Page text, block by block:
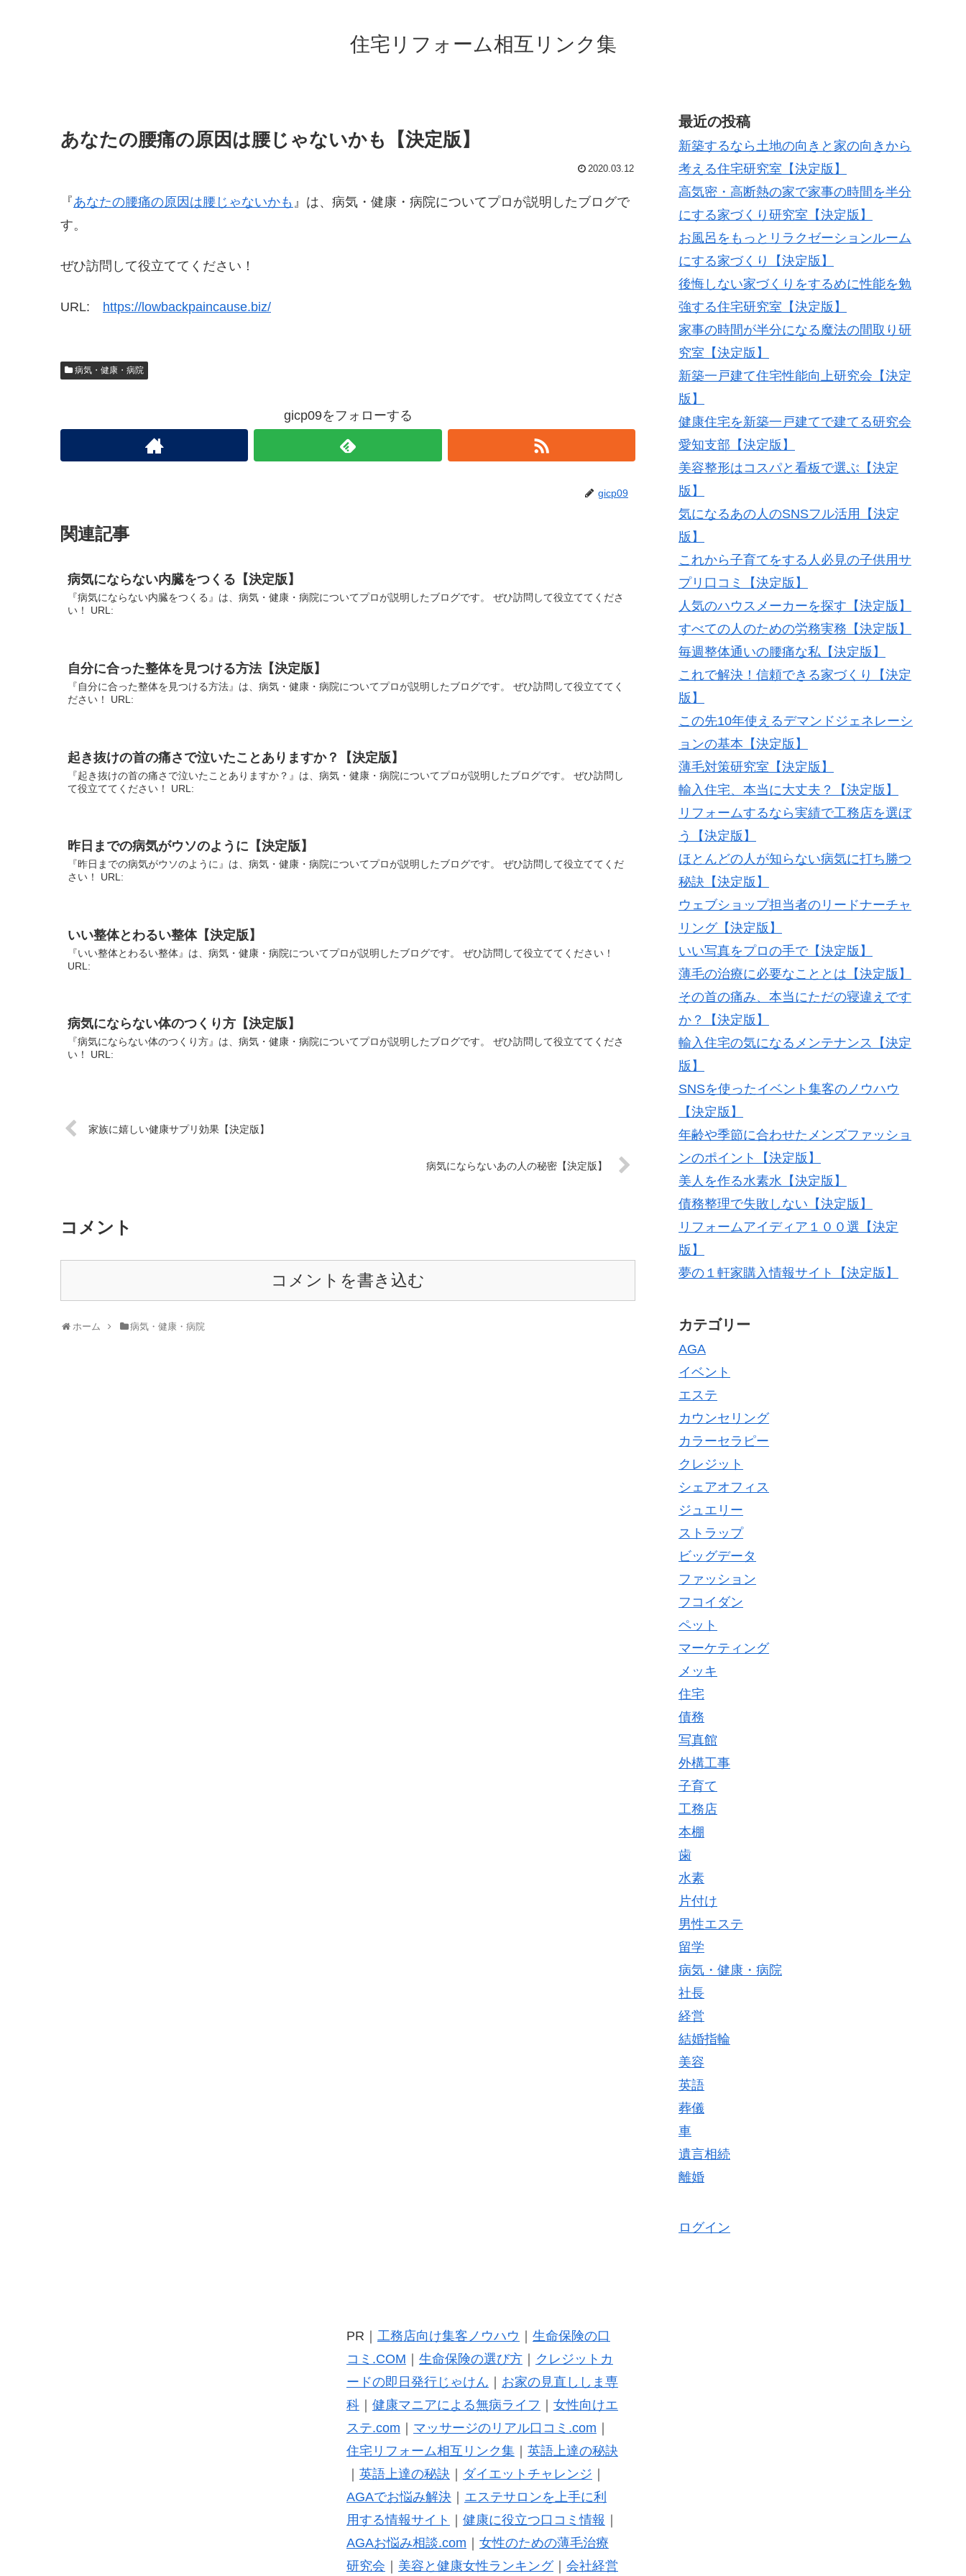
住宅リフォーム相互リンク集
あなたの腰痛の原因は腰じゃないかも【決定版】
2020.03.12
『あなたの腰痛の原因は腰じゃないかも 』は、病気・健康・病院についてプロが説明したブログで
す。
ぜひ訪問して役立ててください！
URL: https://lowbackpaincause.biz/
病気・健康・病院
gicp09をフォローする
gicp09
関連記事
病気にならない内臓をつくる【決定版】
『病気にならない内臓をつくる』は、病気・健康・病院についてプロが説明したブログです。 ぜひ訪問して役立ててくださ
い！ URL:
自分に合った整体を見つける方法【決定版】
『自分に合った整体を見つける方法』は、病気・健康・病院についてプロが説明したブログです。 ぜひ訪問して役立ててく
ださい！ URL:
起き抜けの首の痛さで泣いたことありますか？【決定版】
『起き抜けの首の痛さで泣いたことありますか？』は、病気・健康・病院についてプロが説明したブログです。 ぜひ訪問し
て役立ててください！ URL:
昨日までの病気がウソのように【決定版】
『昨日までの病気がウソのように』は、病気・健康・病院についてプロが説明したブログです。 ぜひ訪問して役立ててくだ
さい！ URL:
いい整体とわるい整体【決定版】
『いい整体とわるい整体』は、病気・健康・病院についてプロが説明したブログです。 ぜひ訪問して役立ててください！
URL:
病気にならない体のつくり方【決定版】
『病気にならない体のつくり方』は、病気・健康・病院についてプロが説明したブログです。 ぜひ訪問して役立ててくださ
い！ URL:
家族に嬉しい健康サプリ効果【決定版】
病気にならないあの人の秘密【決定版】
コメント
コメントを書き込む
ホーム 病気・健康・病院
最近の投稿
新築するなら土地の向きと家の向きから
考える住宅研究室【決定版】
高気密・高断熱の家で家事の時間を半分
にする家づくり研究室【決定版】
お風呂をもっとリラクゼーションルーム
にする家づくり【決定版】
後悔しない家づくりをするめに性能を勉
強する住宅研究室【決定版】
家事の時間が半分になる魔法の間取り研
究室【決定版】
新築一戸建て住宅性能向上研究会【決定
版】
健康住宅を新築一戸建てで建てる研究会
愛知支部【決定版】
美容整形はコスパと看板で選ぶ【決定
版】
気になるあの人のSNSフル活用【決定
版】
これから子育てをする人必見の子供用サ
プリ口コミ【決定版】
人気のハウスメーカーを探す【決定版】
すべての人のための労務実務【決定版】
毎週整体通いの腰痛な私【決定版】
これで解決！信頼できる家づくり【決定
版】
この先10年使えるデマンドジェネレーシ
ョンの基本【決定版】
薄毛対策研究室【決定版】
輸入住宅、本当に大丈夫？【決定版】
リフォームするなら実績で工務店を選ぼ
う【決定版】
ほとんどの人が知らない病気に打ち勝つ
秘訣【決定版】
ウェブショップ担当者のリードナーチャ
リング【決定版】
いい写真をプロの手で【決定版】
薄毛の治療に必要なこととは【決定版】
その首の痛み、本当にただの寝違えです
か？【決定版】
輸入住宅の気になるメンテナンス【決定
版】
SNSを使ったイベント集客のノウハウ
【決定版】
年齢や季節に合わせたメンズファッショ
ンのポイント【決定版】
美人を作る水素水【決定版】
債務整理で失敗しない【決定版】
リフォームアイディア１００選【決定
版】
夢の１軒家購入情報サイト【決定版】
カテゴリー
AGA
イベント
エステ
カウンセリング
カラーセラピー
クレジット
シェアオフィス
ジュエリー
ストラップ
ビッグデータ
ファッション
フコイダン
ペット
マーケティング
メッキ
住宅
債務
写真館
外構工事
子育て
工務店
本棚
歯
水素
片付け
男性エステ
留学
病気・健康・病院
社長
経営
結婚指輪
美容
英語
葬儀
車
遺言相続
離婚
ログイン
PR｜ 工務店向け集客ノウハウ
生命保険の口
コミ.COM
生命保険の選び方｜
クレジットカ
ードの即日発行じゃけん
お家の見直ししま専
科｜ 健康マニアによる無病ライフ
女性向けエ
ステ.com
マッサージのリアル口コミ.com
住宅リフォーム相互リンク集｜ 英語上達の秘訣
英語上達の秘訣 ダイエットチャレンジ
AGAでお悩み解決｜ エステサロンを上手に利
用する情報サイト
健康に役立つ口コミ情報
AGAお悩み相談.com
女性のための薄毛治療
研究会
美容と健康女性ランキング｜ 会社経営